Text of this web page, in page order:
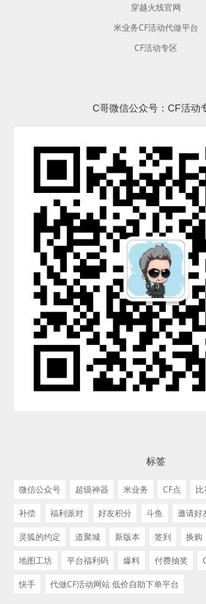
穿越火线官网
米业务CF活动代做平台
CF活动专区
C哥微信公众号：CF活动
标签
微信公众号 超级神器 米业务 CF点
补偿
福利派对 好友积分 斗鱼 邀请好
灵狐的约定
道聚城 新版本 签到 换购
地图工坊
平台福利码 爆料 付费抽奖
快手
代做CF活动网站 低价自助下单平台